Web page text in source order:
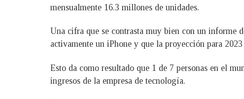
mensualmente 16.3 millones de unidades.
Una cifra que se contrasta muy bien con un informe
activamente un iPhone y que la proyección para
Esto da como resultado que 1 de 7 personas en el
ingresos de la empresa de tecnología.